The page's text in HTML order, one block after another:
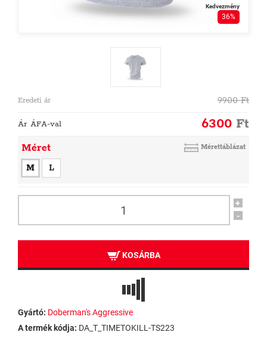
Kedvezmény
36%
Eredeti ár 9900Ft
Ár ÁFA-val 6300 Ft
Méret Mérettáblázat
M L
+
-
KOSÁRBA
Gyártó: Doberman's Aggressive
A termék kódja: DA_T_TIMETOKILL-TS223